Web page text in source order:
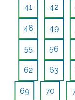
41 42
48 49
55 56
62 63
69 70